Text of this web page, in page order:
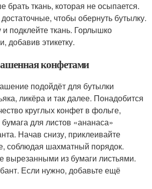
брать ткань, которая не осыпается.
чтобы обернуть бутылку.
подклейте ткань. Горлышко
добавив этикетку.
конфетами
подойдёт для бутылки
ликёра и так далее. Понадобится
круглых конфет в фольге,
для листов «ананаса»
Начав снизу, приклеивайте
соблюдая шахматный порядок.
вырезанными из бумаги листьями.
Если нужно, добавьте ещё